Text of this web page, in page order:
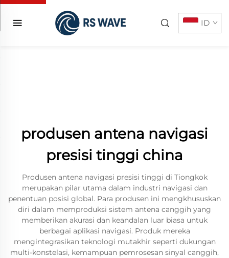
ID
produsen antena navigasi
presisi tinggi china
Produsen antena navigasi presisi tinggi di Tiongkok
merupakan pilar utama dalam industri navigasi dan
penentuan posisi global. Para produsen ini mengkhususkan
diri dalam memproduksi sistem antena canggih yang
memberikan akurasi dan keandalan luar biasa untuk
berbagai aplikasi navigasi. Produk mereka
mengintegrasikan teknologi mutakhir seperti dukungan
multi-konstelasi, kemampuan pemrosesan sinyal canggih,